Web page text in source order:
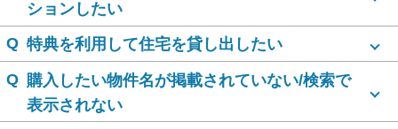
ションしたい
Q 特典を利用して住宅を貸し出したい
Q 購入したい物件名が掲載されていない/検索で
表示されない